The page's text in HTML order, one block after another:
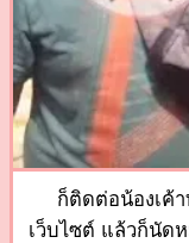
ก็ติดต่อน้องเค้า
เว็บไซต์ แล้วก็นัด